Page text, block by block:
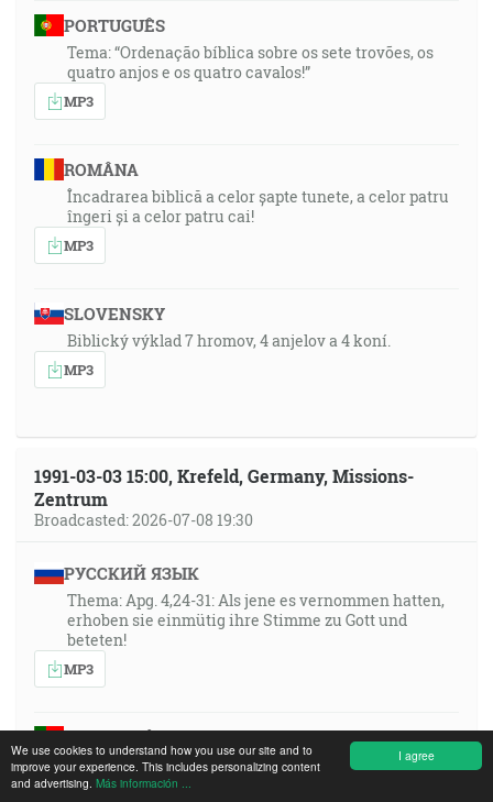
I agree
We use cookies to understand how you use our site and to
improve your experience. This includes personalizing content
and advertising. Más información ...
PORTUGUÊS
Tema: “Ordenação bíblica sobre os sete trovões, os
quatro anjos e os quatro cavalos!”
MP3
ROMÂNA
Încadrarea biblică a celor șapte tunete, a celor patru
îngeri și a celor patru cai!
MP3
SLOVENSKY
Biblický výklad 7 hromov, 4 anjelov a 4 koní.
MP3
1991-03-03 15:00, Krefeld, Germany, Missions-
Zentrum
Broadcasted: 2026-07-08 19:30
РУССКИЙ ЯЗЫК
Thema: Apg. 4,24-31: Als jene es vernommen hatten,
erhoben sie einmütig ihre Stimme zu Gott und
beteten!
MP3
PORTUGUÊS
Tema: Atos 4,24-31: “Ao ouvirem isso, todos, de
comum acordo, levantaram a voz a Deus e oraram!”